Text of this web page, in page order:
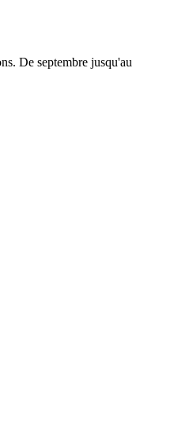
De septembre jusqu'au